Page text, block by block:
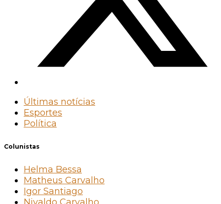
Últimas notícias
Esportes
Política
Colunistas
Helma Bessa
Matheus Carvalho
Igor Santiago